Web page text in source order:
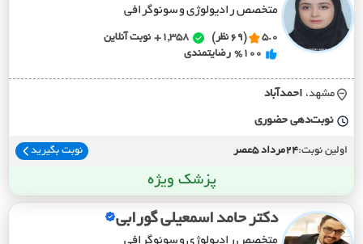
متخصص رادیولوژی و سونوگرافی
5.0 (69 نظر) 1,358+
نوبت آنلاین
%100 رضایتمندی
مشهد، احمدآباد
نوبت‌دهی حضوری
اولین نوبت:24مرداد 5عصر نوبت بگیرید
پزشک ویژه
دکتر حامد اسمعیلی گورابی
متخصص رادیولوژی و سونوگرافی